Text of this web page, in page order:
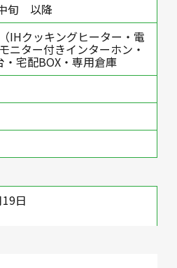
旬 以降
IHクッキングヒーター・電
ニター付きインターホン・
・宅配BOX・専用倉庫
日